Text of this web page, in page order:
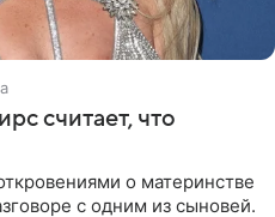
считает, что
о материнстве
с одним из сыновей.